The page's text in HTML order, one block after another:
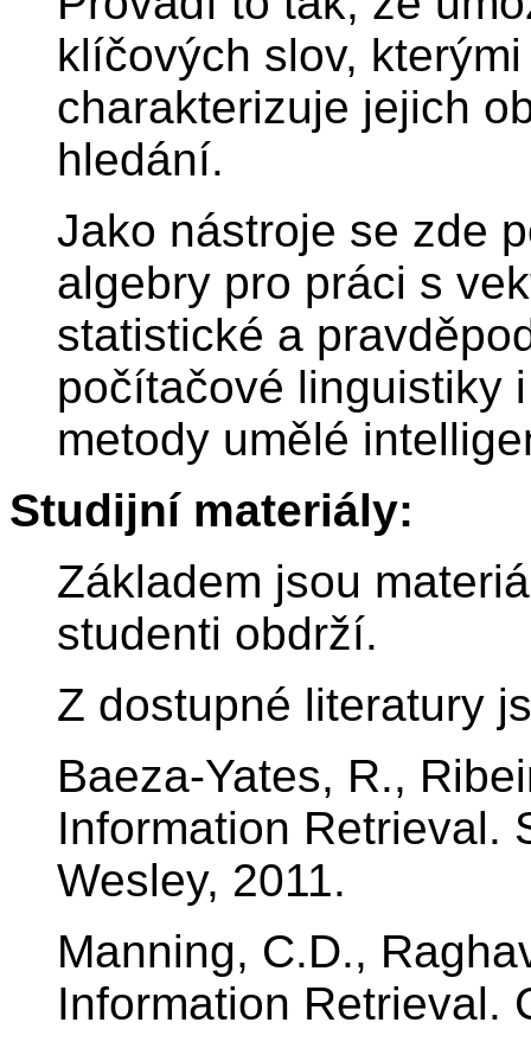
klíčových slov,
charakterizuje jejich
hledání.
Jako nástroje se zde
algebry pro práci s
statistické a
počítačové linguistiky
metody umělé
Studijní materiály:
Základem jsou
studenti obdrží.
Z dostupné literatury
Baeza-Yates, R.,
Information Retrieval.
Wesley, 2011.
Manning, C.D.,
Information Retrieval.